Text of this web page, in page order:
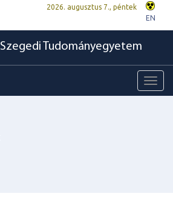
2026. augusztus 7., péntek
EN
Szegedi Tudományegyetem